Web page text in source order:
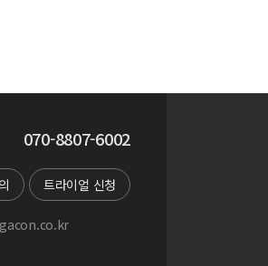
070-8807-6002
트라이얼 신청